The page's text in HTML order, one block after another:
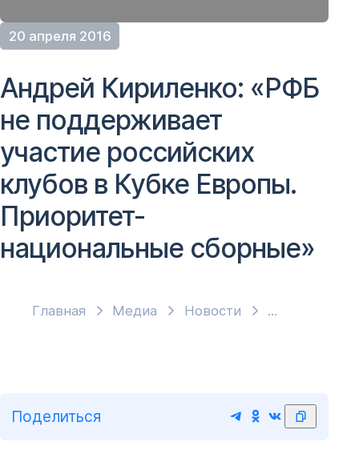
20 апреля 2016
Главная Медиа Новости
Андрей Кириленко: «РФБ
не поддерживает
участие российских
клубов в Кубке Европы.
Приоритет-
национальные сборные»
Поделиться